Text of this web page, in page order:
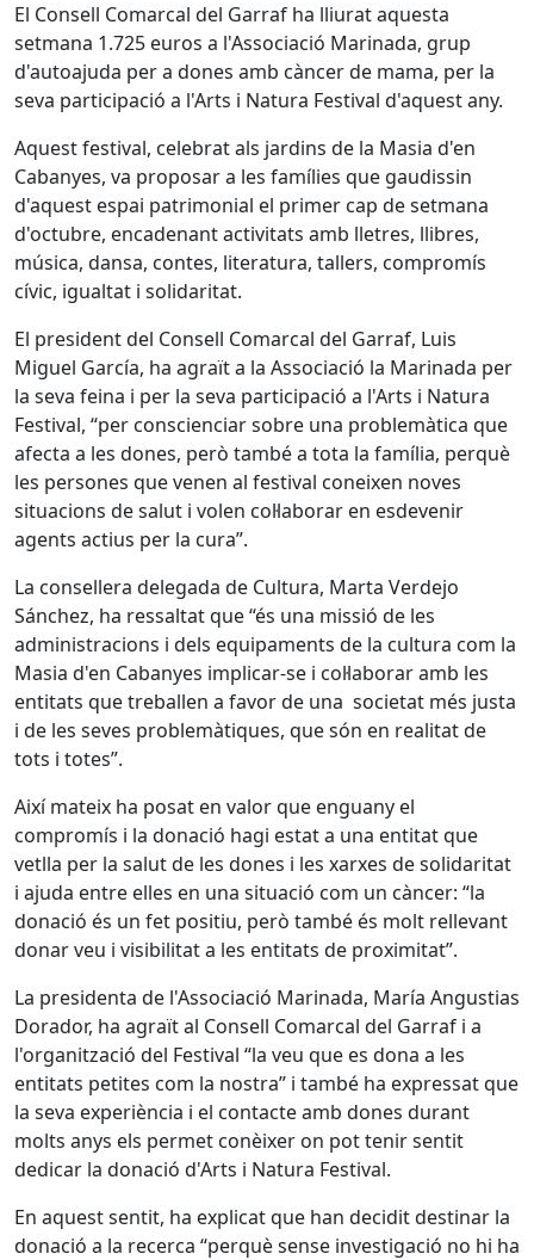
El Consell Comarcal del Garraf ha lliurat aquesta
setmana 1.725 euros a l'Associació Marinada, grup
d'autoajuda per a dones amb càncer de mama, per la
seva participació a l'Arts i Natura Festival d'aquest any.
Aquest festival, celebrat als jardins de la Masia d'en
Cabanyes, va proposar a les famílies que gaudissin
d'aquest espai patrimonial el primer cap de setmana
d'octubre, encadenant activitats amb lletres, llibres,
música, dansa, contes, literatura, tallers, compromís
cívic, igualtat i solidaritat.
El president del Consell Comarcal del Garraf, Luis
Miguel García, ha agraït a la Associació la Marinada per
la seva feina i per la seva participació a l'Arts i Natura
Festival, “per conscienciar sobre una problemàtica que
afecta a les dones, però també a tota la família, perquè
les persones que venen al festival coneixen noves
situacions de salut i volen col·laborar en esdevenir
agents actius per la cura”.
La consellera delegada de Cultura, Marta Verdejo
Sánchez, ha ressaltat que “és una missió de les
administracions i dels equipaments de la cultura com la
Masia d'en Cabanyes implicar-se i col·laborar amb les
entitats que treballen a favor de una societat més justa
i de les seves problemàtiques, que són en realitat de
tots i totes”.
Així mateix ha posat en valor que enguany el
compromís i la donació hagi estat a una entitat que
vetlla per la salut de les dones i les xarxes de solidaritat
i ajuda entre elles en una situació com un càncer: “la
donació és un fet positiu, però també és molt rellevant
donar veu i visibilitat a les entitats de proximitat”.
La presidenta de l'Associació Marinada, María Angustias
Dorador, ha agraït al Consell Comarcal del Garraf i a
l'organització del Festival “la veu que es dona a les
entitats petites com la nostra” i també ha expressat que
la seva experiència i el contacte amb dones durant
molts anys els permet conèixer on pot tenir sentit
dedicar la donació d'Arts i Natura Festival.
En aquest sentit, ha explicat que han decidit destinar la
donació a la recerca “perquè sense investigació no hi ha